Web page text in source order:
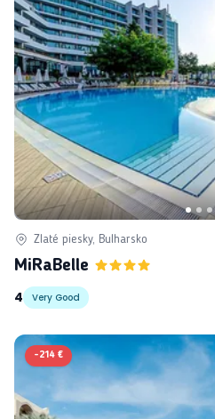
Zlaté piesky, Bulharsko
MiRaBelle
4
Very Good
-214 €